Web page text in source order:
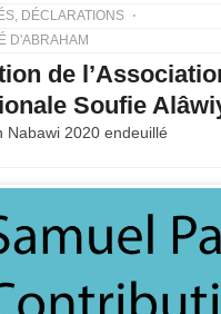
, DÉCLARATIONS
D'ABRAHAM
de
Soufie
Nabawi 2020 endeuillé